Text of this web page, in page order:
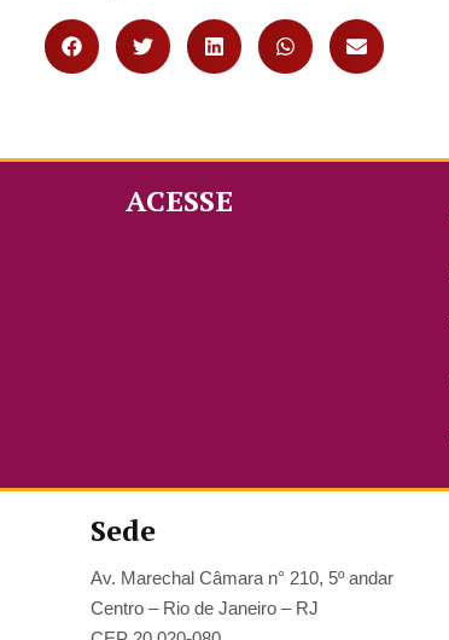
ACESSE
Sede
Av. Marechal Câmara n° 210, 5º andar
Centro – Rio de Janeiro – RJ